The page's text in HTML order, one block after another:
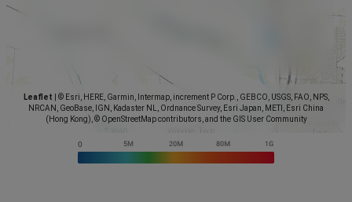
Leaflet
© Esri, HERE, Garmin, Intermap, increment P Corp., GEBCO, USGS, FAO, NPS,
NRCAN, GeoBase, IGN, Kadaster NL, Ordnance Survey, Esri Japan, METI, Esri China
(Hong Kong), © OpenStreetMap contributors, and the GIS User Community